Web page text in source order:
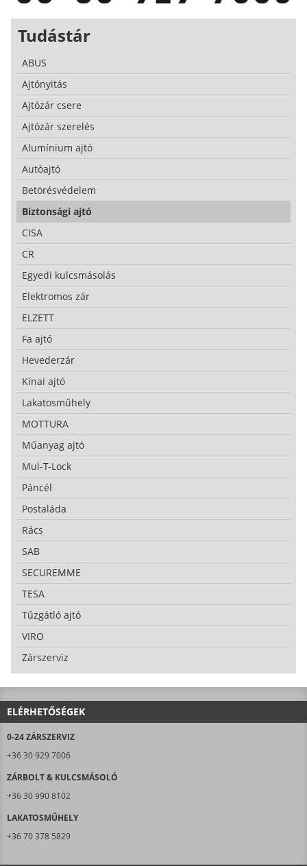
Tudástár
ABUS
Ajtónyitás
Ajtózár csere
Ajtózár szerelés
Alumínium ajtó
Autóajtó
Betörésvédelem
Biztonsági ajtó
CISA
CR
Egyedi kulcsmásolás
Elektromos zár
ELZETT
Fa ajtó
Hevederzár
Kínai ajtó
Lakatosműhely
MOTTURA
Műanyag ajtó
Mul-T-Lock
Páncél
Postaláda
Rács
SAB
SECUREMME
TESA
Tűzgátló ajtó
VIRO
Zárszerviz
ELÉRHETŐSÉGEK
0-24 ZÁRSZERVIZ
+36 30 929 7006
ZÁRBOLT & KULCSMÁSOLÓ
+36 30 990 8102
LAKATOSMŰHELY
+36 70 378 5829